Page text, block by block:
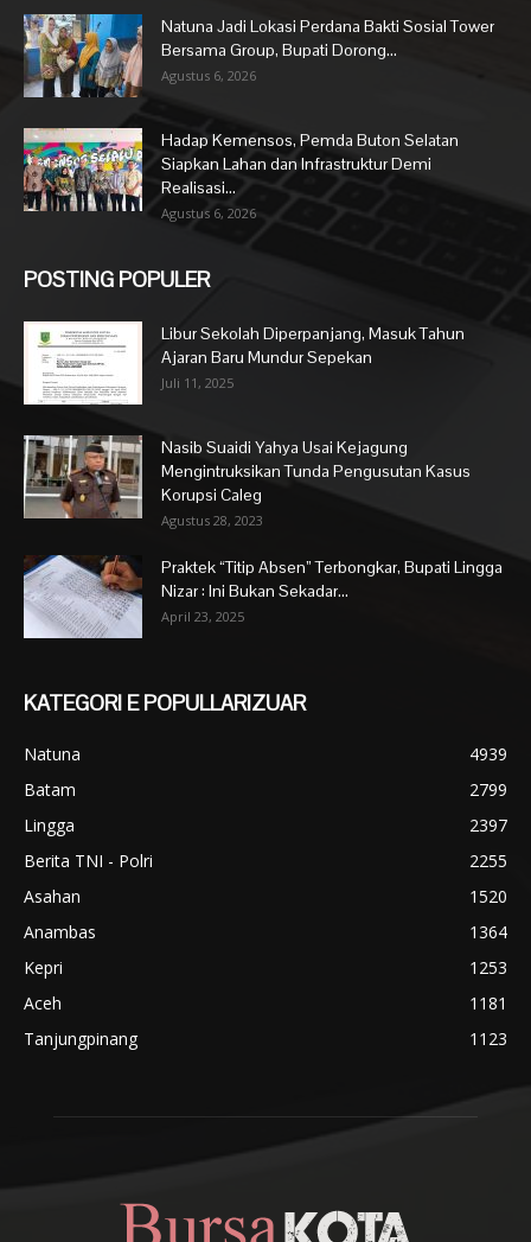
Natuna Jadi Lokasi Perdana Bakti Sosial Tower
Bersama Group, Bupati Dorong...
Agustus 6, 2026
Hadap Kemensos, Pemda Buton Selatan
Siapkan Lahan dan Infrastruktur Demi
Realisasi...
Agustus 6, 2026
POSTING POPULER
Libur Sekolah Diperpanjang, Masuk Tahun
Ajaran Baru Mundur Sepekan
Juli 11, 2025
Nasib Suaidi Yahya Usai Kejagung
Mengintruksikan Tunda Pengusutan Kasus
Korupsi Caleg
Agustus 28, 2023
Praktek “Titip Absen” Terbongkar, Bupati Lingga
Nizar : Ini Bukan Sekadar...
April 23, 2025
KATEGORI E POPULLARIZUAR
Natuna
4939
Batam
2799
Lingga
2397
Berita TNI - Polri
2255
Asahan
1520
Anambas
1364
Kepri
1253
Aceh
1181
Tanjungpinang
1123